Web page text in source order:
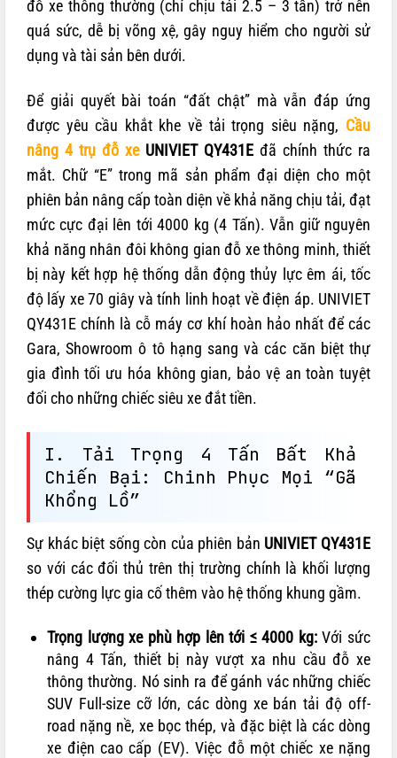
đỗ xe thông thường (chỉ chịu tải 2.5 – 3 tấn) trở nên
quá sức, dễ bị võng xệ, gây nguy hiểm cho người sử
dụng và tài sản bên dưới.
Để giải quyết bài toán “đất chật” mà vẫn đáp ứng
được yêu cầu khắt khe về tải trọng siêu nặng, Cầu
nâng 4 trụ đỗ xeUNIVIET QY431E đã chính thức ra
mắt. Chữ “E” trong mã sản phẩm đại diện cho một
phiên bản nâng cấp toàn diện về khả năng chịu tải, đạt
mức cực đại lên tới 4000 kg (4 Tấn). Vẫn giữ nguyên
khả năng nhân đôi không gian đỗ xe thông minh, thiết
bị này kết hợp hệ thống dẫn động thủy lực êm ái, tốc
độ lấy xe 70 giây và tính linh hoạt về điện áp. UNIVIET
QY431E chính là cỗ máy cơ khí hoàn hảo nhất để các
Gara, Showroom ô tô hạng sang và các căn biệt thự
gia đình tối ưu hóa không gian, bảo vệ an toàn tuyệt
đối cho những chiếc siêu xe đắt tiền.
I. Tải Trọng 4 Tấn Bất Khả
Chiến Bại: Chinh Phục Mọi “Gã
Khổng Lồ”
Sự khác biệt sống còn của phiên bản UNIVIET QY431E
so với các đối thủ trên thị trường chính là khối lượng
thép cường lực gia cố thêm vào hệ thống khung gầm.
Trọng lượng xe phù hợp lên tới ≤ 4000 kg:Với sức
nâng 4 Tấn, thiết bị này vượt xa nhu cầu đỗ xe
thông thường. Nó sinh ra để gánh vác những chiếc
SUV Full-size cỡ lớn, các dòng xe bán tải độ off-
road nặng nề, xe bọc thép, và đặc biệt là các dòng
xe điện cao cấp (EV). Việc đỗ một chiếc xe nặng